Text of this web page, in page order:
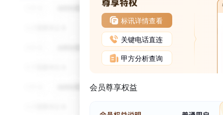
标讯详情查看
关键电话直连
甲方分析查询
会员尊享权益